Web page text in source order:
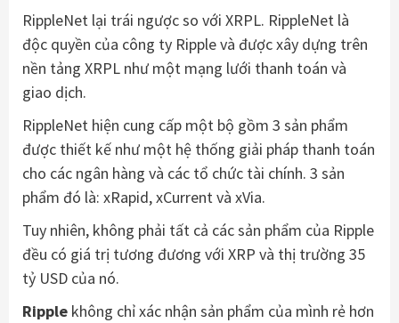
RippleNet lại trái ngược so với XRPL. RippleNet là
độc quyền của công ty Ripple và được xây dựng trên
nền tảng XRPL như một mạng lưới thanh toán và
giao dịch.
RippleNet hiện cung cấp một bộ gồm 3 sản phẩm
được thiết kế như một hệ thống giải pháp thanh toán
cho các ngân hàng và các tổ chức tài chính. 3 sản
phẩm đó là: xRapid, xCurrent và xVia.
Tuy nhiên, không phải tất cả các sản phẩm của Ripple
đều có giá trị tương đương với XRP và thị trường 35
tỷ USD của nó.
Ripple không chỉ xác nhận sản phẩm của mình rẻ hơn